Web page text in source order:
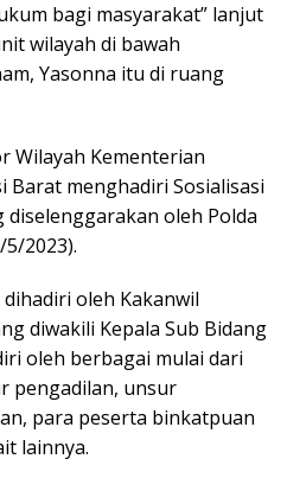
bagi masyarakat” lanjut
wilayah di bawah
Yasonna itu di ruang
Wilayah Kementerian
Barat menghadiri Sosialisasi
diselenggarakan oleh Polda
2023).
oleh Kakanwil
diwakili Kepala Sub Bidang
oleh berbagai mulai dari
pengadilan, unsur
para peserta binkatpuan
lainnya.